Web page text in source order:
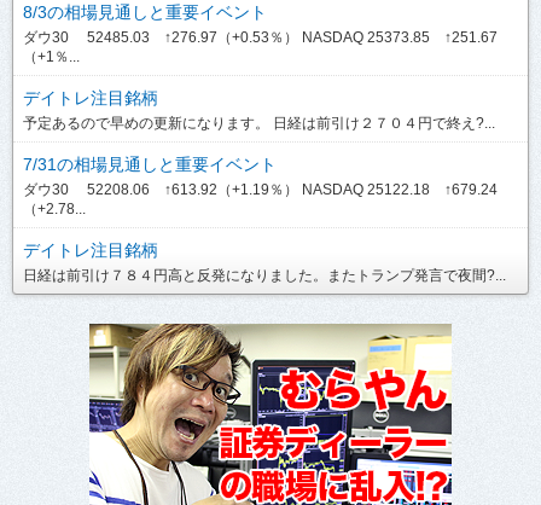
8/3の相場見通しと重要イベント
ダウ30 52485.03 ↑276.97（+0.53％） NASDAQ 25373.85 ↑251.67
（+1％...
デイトレ注目銘柄
予定あるので早めの更新になります。 日経は前引け２７０４円で終え?...
7/31の相場見通しと重要イベント
ダウ30 52208.06 ↑613.92（+1.19％） NASDAQ 25122.18 ↑679.24
（+2.78...
デイトレ注目銘柄
日経は前引け７８４円高と反発になりました。またトランプ発言で夜間?...